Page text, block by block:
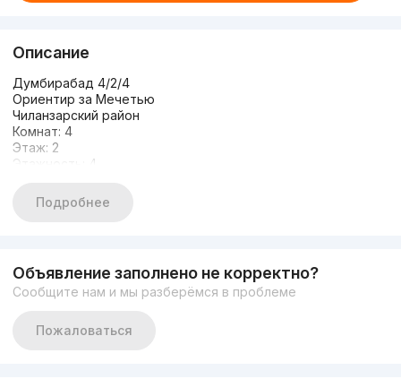
Описание
Думбирабад 4/2/4
Ориентир за Мечетью
Чиланзарский район
Комнат: 4
Этаж: 2
Этажность: 4
Евро ремонт
Удвоенный зал
Подробнее
Объявление заполнено не корректно?
Сообщите нам и мы разберёмся в проблеме
Пожаловаться